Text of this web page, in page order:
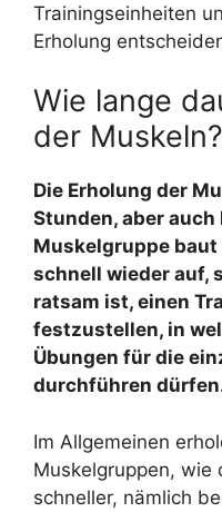
Trainingseinheiten
Erholung
Wie lange
der Muskeln?
Die Erholung der
Stunden, aber
Muskelgruppe
schnell wieder auf,
ratsam ist, einen
festzustellen, in
Übungen für die
durchführen
Im Allgemeinen
Muskelgruppen, wie
schneller, nämlich